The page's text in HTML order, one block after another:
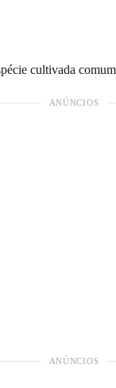
cultivada
ANÚNCIOS
ANÚNCIOS